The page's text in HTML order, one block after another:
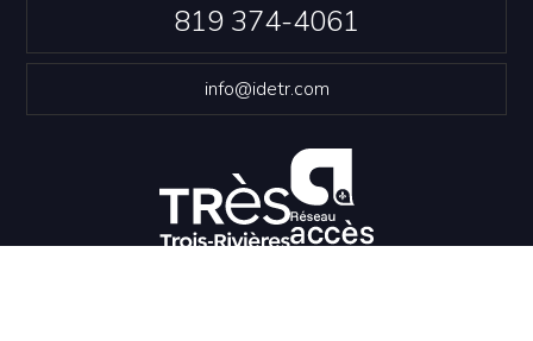
819 374-4061
info@idetr.com